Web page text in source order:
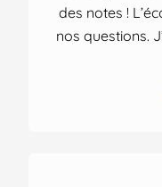
des notes !
nos questions.